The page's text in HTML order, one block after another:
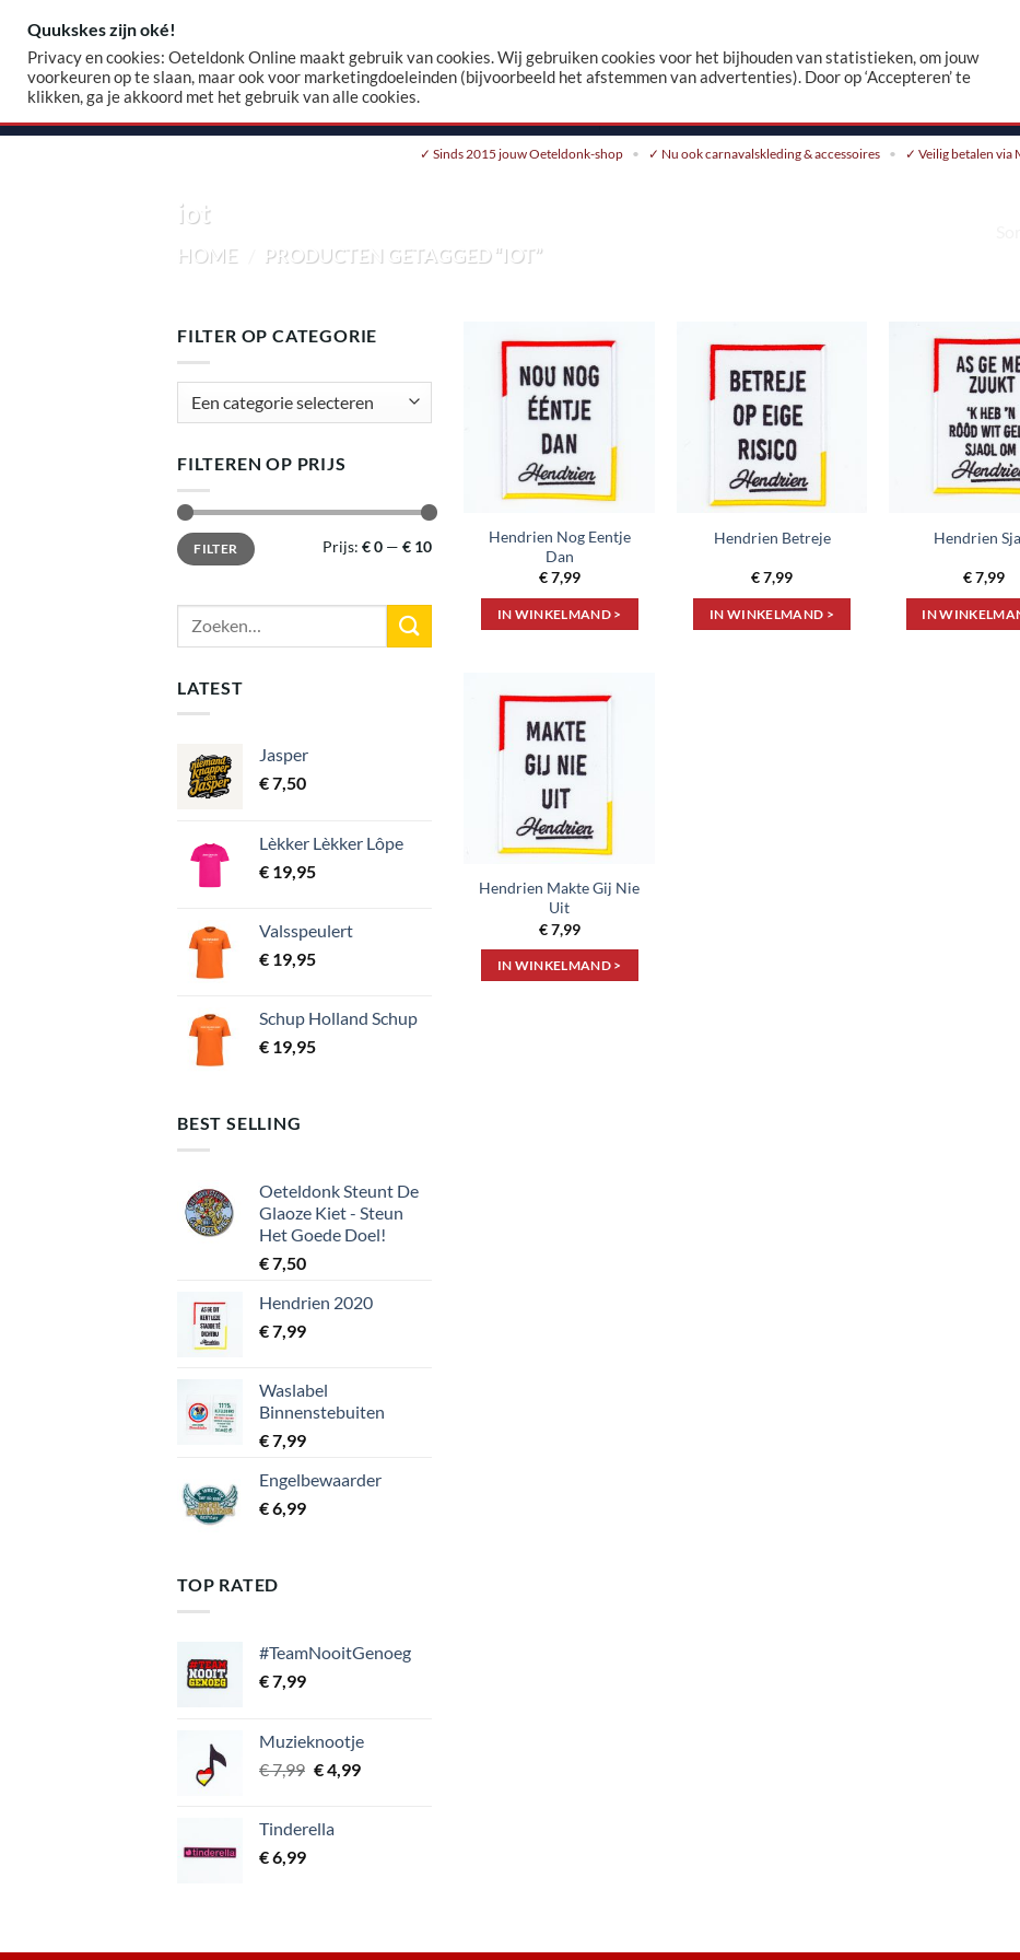
content
naar:
✓ Sinds 2015 jouw Oeteldonk-shop ✓ Nu ook carnavalskleding & accessoires ✓ Veilig betalen via
iot
HOME PRODUCTEN GETAGGED “IOT”
FILTER OP CATEGORIE
FILTEREN OP PRIJS
Min.
prijs
Max.
prijsFILTER Prijs: € 0— € 10
Zoeken
LATEST
Jasper
€7,50
Lèkker Lèkker Lôpe
€ 19,95
Valsspeulert
€ 19,95
Schup Holland Schup
€ 19,95
BEST SELLING
Oeteldonk Steunt De
Glaoze Kiet - Steun
Het Goede Doel!
€7,50
Hendrien 2020
€7,99
Waslabel
Binnenstebuiten
€7,99
Engelbewaarder
€6,99
TOP RATED
#TeamNooitGenoeg
€7,99
Muzieknootje
€7,99 Oorspronkelijke
€ 7,99.
€4,99Huidige
Tinderella
€6,99
Toevoegen
verlanglijst
Hendrien Nog Eentje
Dan
€7,99
IN WINKELMAND >
Toevoegen
verlanglijst
Hendrien Betreje
€7,99
IN WINKELMAND >
Hendrien
€7,99
IN
Toevoegen
verlanglijst
Hendrien Makte Gij Nie
Uit
€7,99
IN WINKELMAND >
Quukskes zijn oké!
Privacy en cookies: Oeteldonk Online maakt gebruik van cookies. Wij gebruiken cookies voor het bijhouden van statistieken, om jouw
voorkeuren op te slaan, maar ook voor marketingdoeleinden (bijvoorbeeld het afstemmen van advertenties). Door op ‘Accepteren’ te
klikken, ga je akkoord met het gebruik van alle cookies.